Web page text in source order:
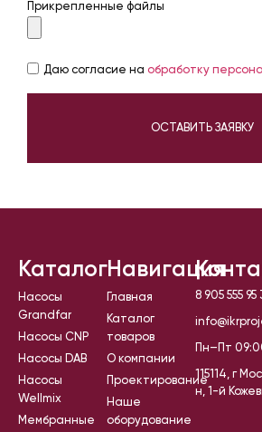
Прикрепленные файлы
Даю согласие на обработку
ОСТАВИТЬ ЗАЯВКУ
Каталог
Насосы
Grandfar
Насосы CNP
Насосы DAB
Насосы
Wellmix
Мембранные
Навигация
Главная
Каталог
товаров
О компании
Проектирование
Наше
оборудование
8 905 555 95
Пн–Пт
115114, г
н, 1-й